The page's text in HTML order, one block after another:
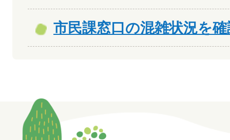
市民課窓口の混雑状況を